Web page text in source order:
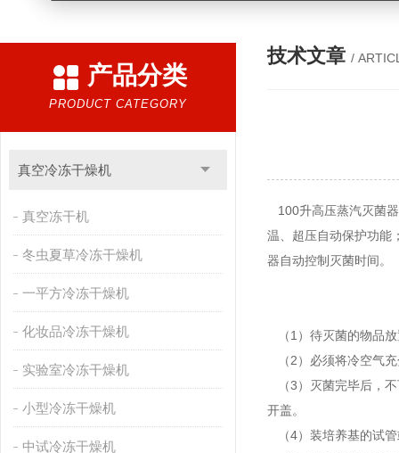
产品分类
PRODUCT CATEGORY
真空冷冻干燥机
真空冻干机
冬虫夏草冷冻干燥机
一平方冷冻干燥机
化妆品冷冻干燥机
实验室冷冻干燥机
小型冷冻干燥机
中试冷冻干燥机
技术文章 /
100升高压蒸汽灭菌
温、超压自动保护功能
器自动控制灭菌时间。
（1）待灭菌的物品
（2）必须将冷空气
（3）灭菌完毕后，不
开盖。
（4）装培养基的试